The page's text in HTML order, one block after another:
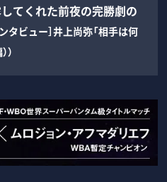
てくれた前夜の完勝劇の
タビュー］井上尚弥「相手は何
）